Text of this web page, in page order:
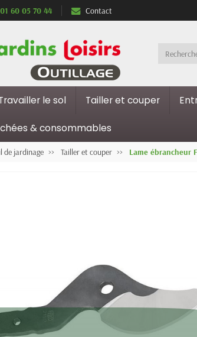
01 60 05 70 44 Contact
le sol Tailler et couper
& consommables
de jardinage Tailler et couper Lame ébrancheur